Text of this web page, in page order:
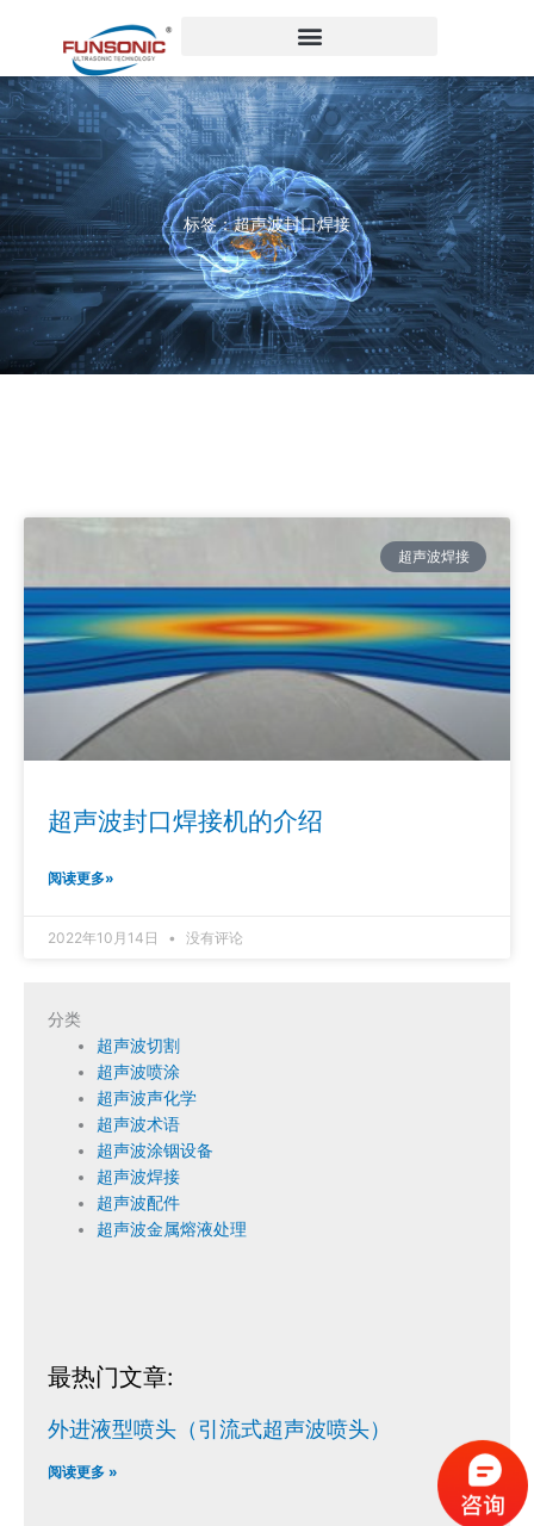
容
标签：超声波封口焊接
超声波焊接
超声波封口焊接机的介绍
阅读更多»
2022年10月14日 没有评论
分类
超声波切割
超声波喷涂
超声波声化学
超声波术语
超声波涂铟设备
超声波焊接
超声波配件
超声波金属熔液处理
最热门文章:
外进液型喷头（引流式超声波喷头）
阅读更多 »